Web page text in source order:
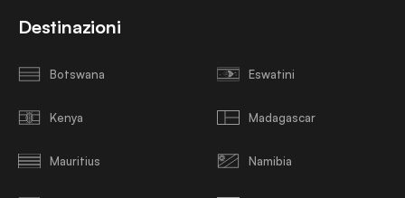
Destinazioni
Botswana Eswatini
Kenya Madagascar
Mauritius Namibia